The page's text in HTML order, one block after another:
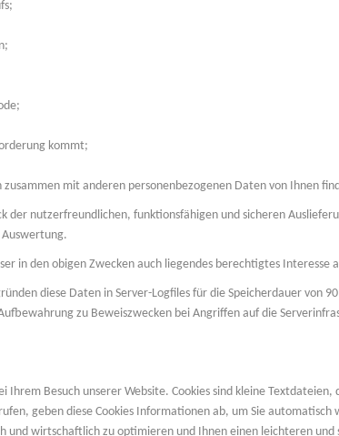
kommt;
zusammen mit anderen personenbezogenen Daten von Ihnen
der nutzerfreundlichen, funktionsfähigen und sicheren
in den obigen Zwecken auch liegendes berechtigtes Interesse
diese Daten in Server-Logfiles für die Speicherdauer von
zu Beweiszwecken bei Angriffen auf die
Ihrem Besuch unserer Website. Cookies sind kleine
geben diese Cookies Informationen ab, um Sie
und wirtschaftlich zu optimieren und Ihnen einen leichteren